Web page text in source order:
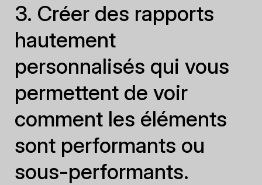
3. Créer des rapports
hautement
personnalisés qui vous
permettent de voir
comment les éléments
sont performants ou
sous-performants.